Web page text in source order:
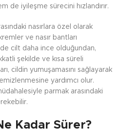
de iyileşme sürecini hızlandırır.
nasırlara özel olarak
ve nasır bantları
cilt daha ince olduğundan,
şekilde ve kısa süreli
cildin yumuşamasını sağlayarak
yardımcı olur.
parmak arasındaki
Kadar Sürer?